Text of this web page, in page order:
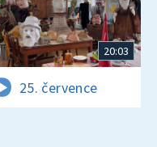
20:03
25. července